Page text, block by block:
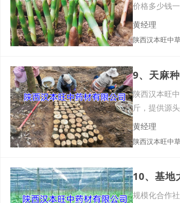
价格多少钱
种，适
黄经理
陕西汉本旺中
陕西汉本旺
斤，提供源
留健壮
黄经理
陕西汉本旺中
10、基地
规模化合作